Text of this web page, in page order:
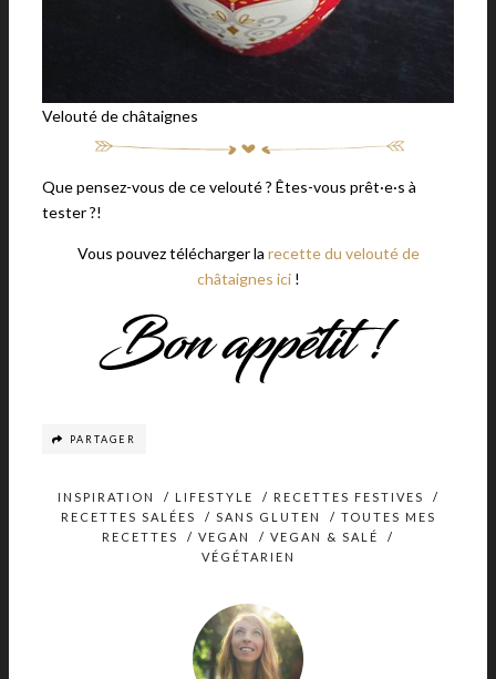
Velouté de châtaignes
Que pensez-vous de ce velouté ? Êtes-vous prêt·e·s à
tester ?!
Vous pouvez télécharger la recette du velouté de
châtaignes ici!
PARTAGER
INSPIRATION / LIFESTYLE / RECETTES FESTIVES
/
RECETTES SALÉES
/ SANS GLUTEN / TOUTES MES
RECETTES
/ VEGAN / VEGAN & SALÉ
/
VÉGÉTARIEN